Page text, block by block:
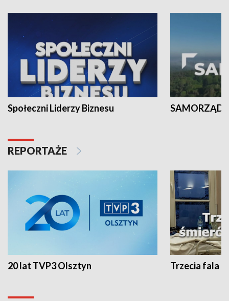
Społeczni Liderzy Biznesu SAMORZĄD
REPORTAŻE
20 lat TVP3 Olsztyn Trzecia fala -